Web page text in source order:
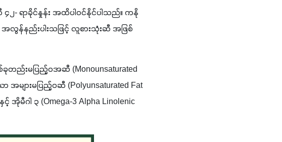
၄၂- ရာခိုင်နှုန်း အထိပါဝင်နိုင်ပါသည်။ ကနို
နည်းပါးသဖြင့် လူစားသုံးဆီ အဖြစ်
တည်းမပြည့်ဝအဆီ (Monounsaturated
အများမပြည့်ဝဆီ (Polyunsaturated Fat
အိုမီဂါ ၃ (Omega-3 Alpha Linolenic